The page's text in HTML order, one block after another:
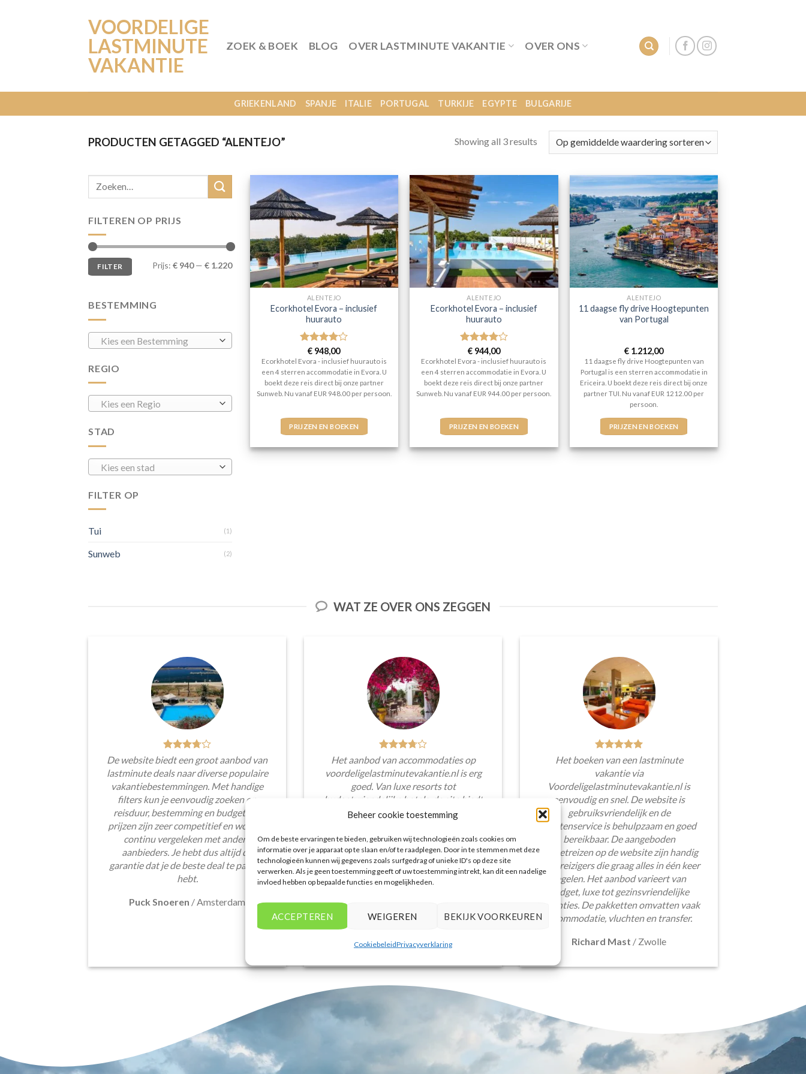
Beheer cookie toestemming
Om de beste ervaringen te bieden, gebruiken wij technologieën zoals cookies om
informatie over je apparaat op te slaan en/of te raadplegen. Door in te stemmen met deze
technologieën kunnen wij gegevens zoals surfgedrag of unieke ID's op deze site
verwerken. Als je geen toestemming geeft of uw toestemming intrekt, kan dit een nadelige
invloed hebben op bepaalde functies en mogelijkheden.
ACCEPTEREN WEIGEREN BEKIJK VOORKEUREN
CookiebeleidPrivacyverklaring
VOORDELIGE
LASTMINUTE
VAKANTIE
ZOEK & BOEK BLOG OVER LASTMINUTE VAKANTIE OVER ONS
GRIEKENLAND SPANJE ITALIE PORTUGAL TURKIJE EGYPTE BULGARIJE
PRODUCTEN GETAGGED “ALENTEJO” Showing all 3 results
FILTEREN OP PRIJS
Min.
prijs
Max.
prijsFILTER Prijs: € 940— € 1.220
BESTEMMING
Kies een Bestemming
REGIO
Kies een Regio
STAD
Kies een stad
FILTER OP
Tui (1)
Sunweb (2)
ALENTEJO
Ecorkhotel Evora – inclusief
huurauto
Gewaardeerd
4uit 5
€ 948,00
Ecorkhotel Evora - inclusief huurauto is
een 4 sterren accommodatie in Evora. U
boekt deze reis direct bij onze partner
Sunweb. Nu vanaf EUR 948.00 per persoon.
PRIJZEN EN BOEKEN
ALENTEJO
Ecorkhotel Evora – inclusief
huurauto
Gewaardeerd
4uit 5
€944,00
Ecorkhotel Evora - inclusief huurauto is
een 4 sterren accommodatie in Evora. U
boekt deze reis direct bij onze partner
Sunweb. Nu vanaf EUR 944.00 per persoon.
PRIJZEN EN BOEKEN
ALENTEJO
11 daagse fly drive Hoogtepunten
van Portugal
€ 1.212,00
11 daagse fly drive Hoogtepunten van
Portugal is een sterren accommodatie in
Ericeira. U boekt deze reis direct bij onze
partner TUI. Nu vanaf EUR 1212.00 per
persoon.
PRIJZEN EN BOEKEN
WAT ZE OVER ONS ZEGGEN
De website biedt een groot aanbod van
lastminute deals naar diverse populaire
vakantiebestemmingen. Met handige
filters kun je eenvoudig zoeken op
reisduur, bestemming en budget. De
prijzen zijn zeer competitief en worden
continu vergeleken met andere
aanbieders. Je hebt dus altijd de
garantie dat je de beste deal te pakken
hebt.
Puck Snoeren / Amsterdam
Het aanbod van accommodaties op
voordeligelastminutevakantie.nl is erg
goed. Van luxe resorts tot
budgetvriendelijke hotels, de site biedt
een breed scala aan opties. De handige
accommodaties te vinden die
aansluiten bij mijn voorkeuren en
budget.
Tim Beukers/Tilburg
Het boeken van een lastminute
vakantie via
Voordeligelastminutevakantie.nl is
eenvoudig en snel. De website is
gebruiksvriendelijk en de
klantenservice is behulpzaam en goed
bereikbaar. De aangeboden
pakketreizen op de website zijn handig
voor reizigers die graag alles in één keer
regelen. Het aanbod varieert van
budget, luxe tot gezinsvriendelijke
vakanties. De pakketten omvatten vaak
accommodatie, vluchten en transfer.
Richard Mast / Zwolle